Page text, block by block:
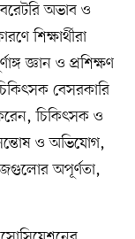
অভাব ও
শিক্ষার্থীরা
জ্ঞান ও প্রশিক্ষণ
বেসরকারি
চিকিৎসক ও
ও অভিযোগ,
অপূর্ণতা,